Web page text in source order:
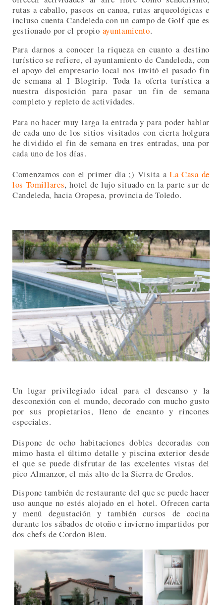
rutas a caballo, paseos en canoa, rutas arqueológicas e
incluso cuenta Candeleda con un campo de Golf que es
gestionado por el propio ayuntamiento.
Para darnos a conocer la riqueza en cuanto a destino
turístico se refiere, el ayuntamiento de Candeleda, con
el apoyo del empresario local nos invitó el pasado fin
de semana al I Blogtrip.Toda la oferta turística a
nuestra disposición para pasar un fin de semana
completo y repleto de actividades.
Para no hacer muy larga la entrada y para poder hablar
de cada uno de los sitios visitados con cierta holgura
he dividido el fin de semana en tres entradas, una por
cada uno de los días.
Comenzamos con el primer día ;) Visita a La Casa de
los Tomillares, hotel de lujo situado en la parte sur de
Candeleda, hacia Oropesa, provincia de Toledo.
Un lugar privilegiado ideal para el descanso y la
desconexión con el mundo, decorado con mucho gusto
por sus propietarios, lleno de encanto y rincones
especiales.
Dispone de ocho habitaciones dobles decoradas con
mimo hasta el último detalle y piscina exterior desde
el que se puede disfrutar de las excelentes vistas del
pico Almanzor, el más alto de la Sierra de Gredos.
Dispone también de restaurante del que se puede hacer
uso aunque no estés alojado en el hotel. Ofrecen carta
y menú degustación y también cursos de cocina
durante los sábados de otoño e invierno impartidos por
dos chefs de Cordon Bleu.